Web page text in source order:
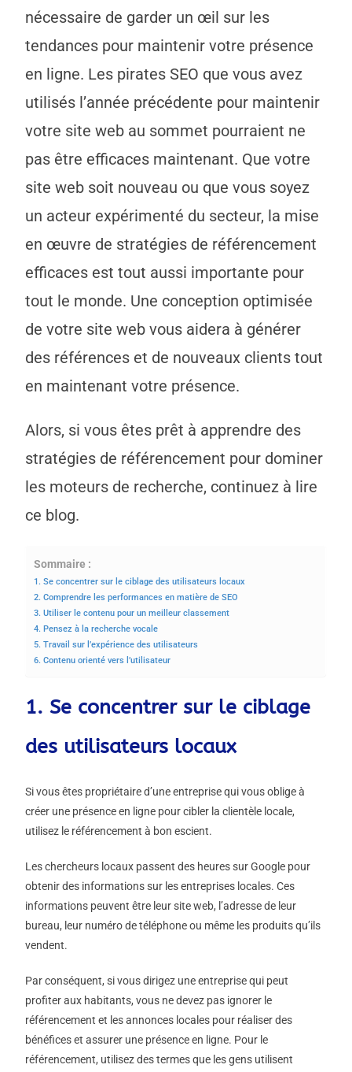
nécessaire de garder un œil sur les
tendances pour maintenir votre présence
en ligne. Les pirates SEO que vous avez
utilisés l’année précédente pour maintenir
votre site web au sommet pourraient ne
pas être efficaces maintenant. Que votre
site web soit nouveau ou que vous soyez
un acteur expérimenté du secteur, la mise
en œuvre de stratégies de référencement
efficaces est tout aussi importante pour
tout le monde. Une conception optimisée
de votre site web vous aidera à générer
des références et de nouveaux clients tout
en maintenant votre présence.
Alors, si vous êtes prêt à apprendre des
stratégies de référencement pour dominer
les moteurs de recherche, continuez à lire
ce blog.
Sommaire :
1. Se concentrer sur le ciblage des utilisateurs locaux
2. Comprendre les performances en matière de SEO
3. Utiliser le contenu pour un meilleur classement
4. Pensez à la recherche vocale
5. Travail sur l’expérience des utilisateurs
6. Contenu orienté vers l’utilisateur
1. Se concentrer sur le ciblage
des utilisateurs locaux
Si vous êtes propriétaire d’une entreprise qui vous oblige à
créer une présence en ligne pour cibler la clientèle locale,
utilisez le référencement à bon escient.
Les chercheurs locaux passent des heures sur Google pour
obtenir des informations sur les entreprises locales. Ces
informations peuvent être leur site web, l’adresse de leur
bureau, leur numéro de téléphone ou même les produits qu’ils
vendent.
Par conséquent, si vous dirigez une entreprise qui peut
profiter aux habitants, vous ne devez pas ignorer le
référencement et les annonces locales pour réaliser des
bénéfices et assurer une présence en ligne. Pour le
référencement, utilisez des termes que les gens utilisent